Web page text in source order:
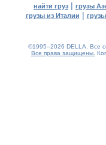
найти груз | грузы
грузы из Италии |
©1995–2026 DELLA. Все
Все права защищены.